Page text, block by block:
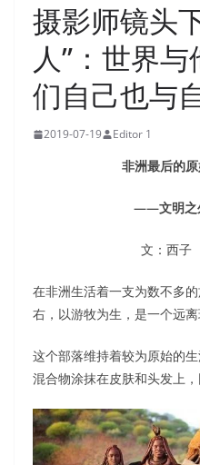
摄影师镜头
人”：世界
们自己也与
2019-07-19 Editor 1
非洲最后的
——文明之
文：西
在非洲生活着一支为数不多
右，以游牧为生，是一个远离
这个部落维持着较为原始的
混合物涂抹在皮肤和头发上，